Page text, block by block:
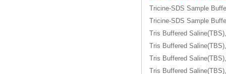
Tricine-SDS Sample
Tricine-SDS Sample
Tris Buffered
Tris Buffered
Tris Buffered
Tris Buffered